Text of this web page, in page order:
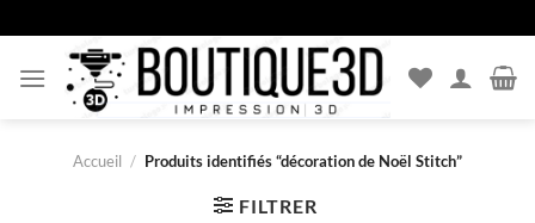
au
contenu
Accueil / Produits identifiés “décoration de Noël Stitch”
FILTRER